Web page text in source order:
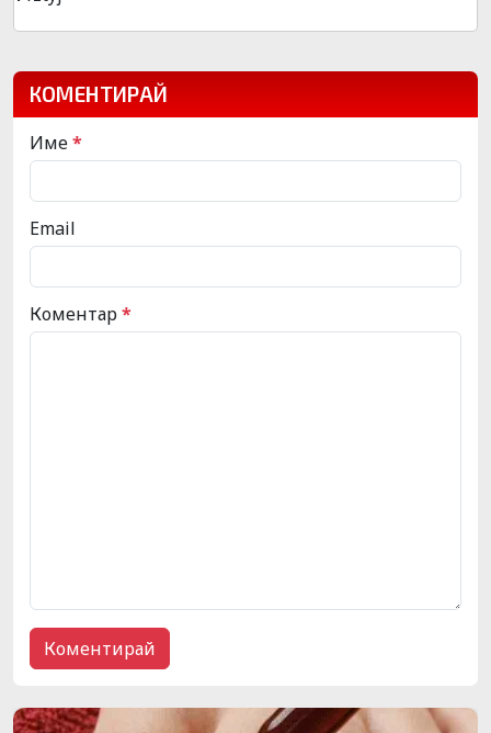
КОМЕНТИРАЙ
Име*
Email
Коментар*